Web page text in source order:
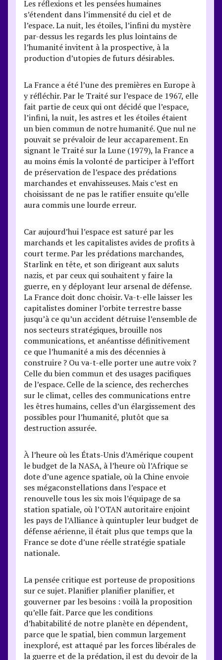
Les réflexions et les pensées humaines
s’étendent dans l’immensité du ciel et de
l’espace. La nuit, les étoiles, l’infini du mystère
par-dessus les regards les plus lointains de
l’humanité invitent à la prospective, à la
production d’utopies de futurs désirables.
La France a été l’une des premières en Europe à
y réfléchir. Par le Traité sur l’espace de 1967, elle
fait partie de ceux qui ont décidé que l’espace,
l’infini, la nuit, les astres et les étoiles étaient
un bien commun de notre humanité. Que nul ne
pouvait se prévaloir de leur accaparement. En
signant le Traité sur la Lune (1979), la France a
au moins émis la volonté de participer à l’effort
de préservation de l’espace des prédations
marchandes et envahisseuses. Mais c’est en
choisissant de ne pas le ratifier ensuite qu’elle
aura commis une lourde erreur.
Car aujourd’hui l’espace est saturé par les
marchands et les capitalistes avides de profits à
court terme. Par les prédations marchandes,
Starlink en tête, et son dirigeant aux saluts
nazis, et par ceux qui souhaitent y faire la
guerre, en y déployant leur arsenal de défense.
La France doit donc choisir. Va-t-elle laisser les
capitalistes dominer l’orbite terrestre basse
jusqu’à ce qu’un accident détruise l’ensemble de
nos secteurs stratégiques, brouille nos
communications, et anéantisse définitivement
ce que l’humanité a mis des décennies à
construire ? Ou va-t-elle porter une autre voix ?
Celle du bien commun et des usages pacifiques
de l’espace. Celle de la science, des recherches
sur le climat, celles des communications entre
les êtres humains, celles d’un élargissement des
possibles pour l’humanité, plutôt que sa
destruction assurée.
À l’heure où les États-Unis d’Amérique coupent
le budget de la NASA, à l’heure où l’Afrique se
dote d’une agence spatiale, où la Chine envoie
ses mégaconstellations dans l’espace et
renouvelle tous les six mois l’équipage de sa
station spatiale, où l’OTAN autoritaire enjoint
les pays de l’Alliance à quintupler leur budget de
défense aérienne, il était plus que temps que la
France se dote d’une réelle stratégie spatiale
nationale.
La pensée critique est porteuse de propositions
sur ce sujet. Planifier planifier planifier, et
gouverner par les besoins : voilà la proposition
qu’elle fait. Parce que les conditions
d’habitabilité de notre planète en dépendent,
parce que le spatial, bien commun largement
inexploré, est attaqué par les forces libérales de
la guerre et de la prédation, il est du devoir de la